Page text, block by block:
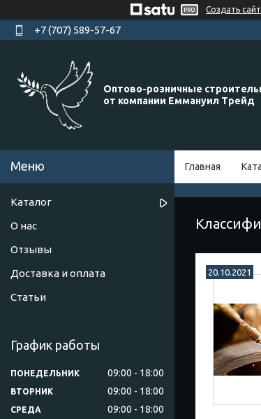
Создать сайт
+7 (707) 589-57-67
Оптово-розничные
от компании Еммануил Трейд
Главная
20.10.2021
Каталог
О нас
Отзывы
Доставка и оплата
Статьи
График работы
ПОНЕДЕЛЬНИК 09:00 18:00
ВТОРНИК 09:00 18:00
СРЕДА 09:00 18:00